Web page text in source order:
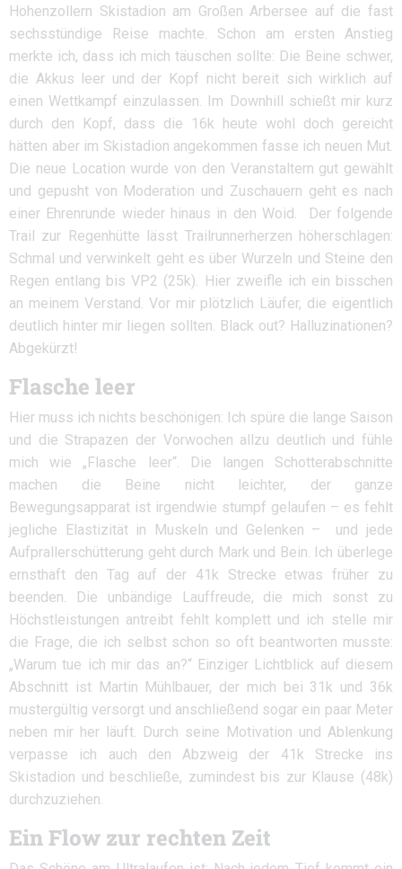
Hohenzollern Skistadion am Großen Arbersee auf die fast
sechsstündige Reise machte. Schon am ersten Anstieg
merkte ich, dass ich mich täuschen sollte: Die Beine schwer,
die Akkus leer und der Kopf nicht bereit sich wirklich auf
einen Wettkampf einzulassen. Im Downhill schießt mir kurz
durch den Kopf, dass die 16k heute wohl doch gereicht
hätten aber im Skistadion angekommen fasse ich neuen Mut.
Die neue Location wurde von den Veranstaltern gut gewählt
und gepusht von Moderation und Zuschauern geht es nach
einer Ehrenrunde wieder hinaus in den Woid. Der folgende
Trail zur Regenhütte lässt Trailrunnerherzen höherschlagen:
Schmal und verwinkelt geht es über Wurzeln und Steine den
Regen entlang bis VP2 (25k). Hier zweifle ich ein bisschen
an meinem Verstand. Vor mir plötzlich Läufer, die eigentlich
deutlich hinter mir liegen sollten. Black out? Halluzinationen?
Abgekürzt!
Flasche leer
Hier muss ich nichts beschönigen: Ich spüre die lange Saison
und die Strapazen der Vorwochen allzu deutlich und fühle
mich wie „Flasche leer“. Die langen Schotterabschnitte
machen die Beine nicht leichter, der ganze
Bewegungsapparat ist irgendwie stumpf gelaufen – es fehlt
jegliche Elastizität in Muskeln und Gelenken – und jede
Aufprallerschütterung geht durch Mark und Bein. Ich überlege
ernsthaft den Tag auf der 41k Strecke etwas früher zu
beenden. Die unbändige Lauffreude, die mich sonst zu
Höchstleistungen antreibt fehlt komplett und ich stelle mir
die Frage, die ich selbst schon so oft beantworten musste:
„Warum tue ich mir das an?“ Einziger Lichtblick auf diesem
Abschnitt ist Martin Mühlbauer, der mich bei 31k und 36k
mustergültig versorgt und anschließend sogar ein paar Meter
neben mir her läuft. Durch seine Motivation und Ablenkung
verpasse ich auch den Abzweig der 41k Strecke ins
Skistadion und beschließe, zumindest bis zur Klause (48k)
durchzuziehen.
Ein Flow zur rechten Zeit